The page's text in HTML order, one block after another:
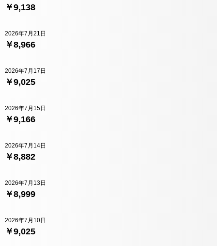
￥9,138
￥8,966
2026年7月21日
￥9,025
2026年7月17日
￥9,166
2026年7月15日
￥8,882
2026年7月14日
￥8,999
2026年7月13日
￥9,025
2026年7月10日